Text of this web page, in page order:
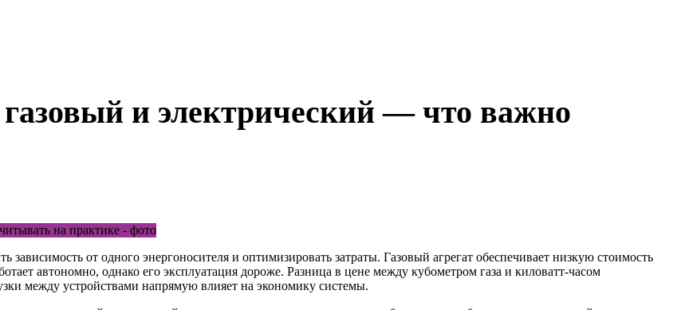
и электрический — что важно
зависимость от одного энергоносителя и оптимизировать затраты. Газовый агрегат обеспечивает низкую стоимость
автономно, однако его эксплуатация дороже. Разница в цене между кубометром газа и киловатт-часом
между устройствами напрямую влияет на экономику системы.